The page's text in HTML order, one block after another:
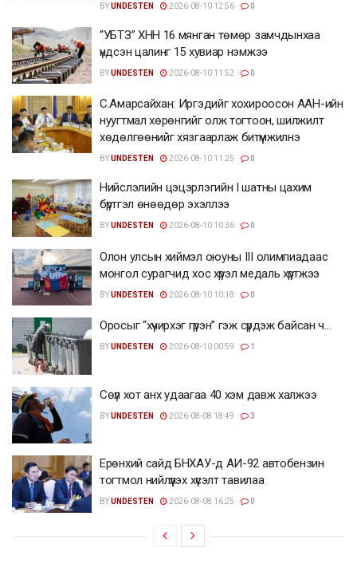
BYUNDESTEN 2026-08-10 12:56 0
“УБТЗ” ХНН 16 мянган төмөр замчдынхаа
үндсэн цалинг 15 хувиар нэмжээ
BYUNDESTEN 2026-08-10 11:52 0
С.Амарсайхан: Иргэдийг хохироосон ААН-ийн
нуугтмал хөрөнгийг олж тогтоон, шилжилт
хөдөлгөөнийг хязгаарлаж битүүмжилнэ
BYUNDESTEN 2026-08-10 11:25 0
Нийслэлийн цэцэрлэгийн I шатны цахим
бүртгэл өнөөдөр эхэллээ
BYUNDESTEN 2026-08-10 10:36 0
Олон улсын хиймэл оюуны III олимпиадаас
монгол сурагчид хос хүрэл медаль хүртжээ
BYUNDESTEN 2026-08-10 10:18 0
Оросыг “хүчирхэг гүрэн” гэж сүрдэж байсан ч…
BYUNDESTEN 2026-08-10 00:59 1
Сөүл хот анх удаагаа 40 хэм давж халжээ
BYUNDESTEN 2026-08-08 18:49 3
Ерөнхий сайд БНХАУ-д АИ-92 автобензин
тогтмол нийлүүлэх хүсэлт тавилаа
BYUNDESTEN 2026-08-08 16:25 0